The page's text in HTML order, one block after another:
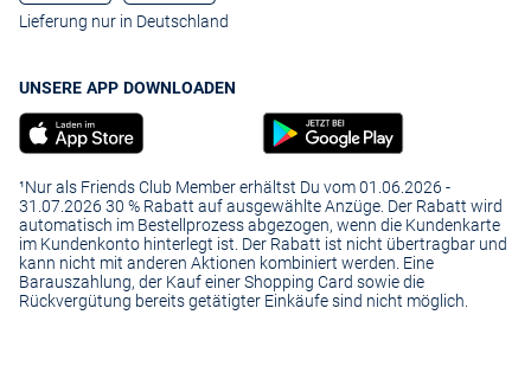
Lieferung nur in Deutschland
UNSERE APP DOWNLOADEN
¹Nur als Friends Club Member erhältst Du vom 01.06.2026 -
31.07.2026 30 % Rabatt auf ausgewählte Anzüge. Der Rabatt wird
automatisch im Bestellprozess abgezogen, wenn die Kundenkarte
im Kundenkonto hinterlegt ist. Der Rabatt ist nicht übertragbar und
kann nicht mit anderen Aktionen kombiniert werden. Eine
Barauszahlung, der Kauf einer Shopping Card sowie die
Rückvergütung bereits getätigter Einkäufe sind nicht möglich.